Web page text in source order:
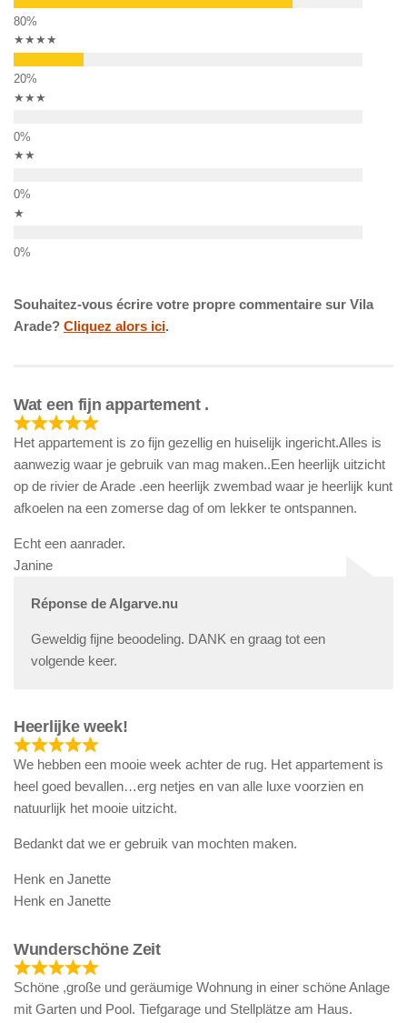
★★★★
★★★
★★
★
Souhaitez-vous écrire votre propre commentaire sur Vila
Arade? Cliquez alors ici.
Wat een fijn appartement .
Het appartement is zo fijn gezellig en huiselijk ingericht.Alles is
aanwezig waar je gebruik van mag maken..Een heerlijk uitzicht
op de rivier de Arade .een heerlijk zwembad waar je heerlijk kunt
afkoelen na een zomerse dag of om lekker te ontspannen.
Echt een aanrader.
Janine
Réponse de Algarve.nu
Geweldig fijne beoodeling. DANK en graag tot een
volgende keer.
Heerlijke week!
We hebben een mooie week achter de rug. Het appartement is
heel goed bevallen…erg netjes en van alle luxe voorzien en
natuurlijk het mooie uitzicht.
Bedankt dat we er gebruik van mochten maken.
Henk en Janette
Henk en Janette
Wunderschöne Zeit
Schöne ,große und geräumige Wohnung in einer schöne Anlage
mit Garten und Pool. Tiefgarage und Stellplätze am Haus.